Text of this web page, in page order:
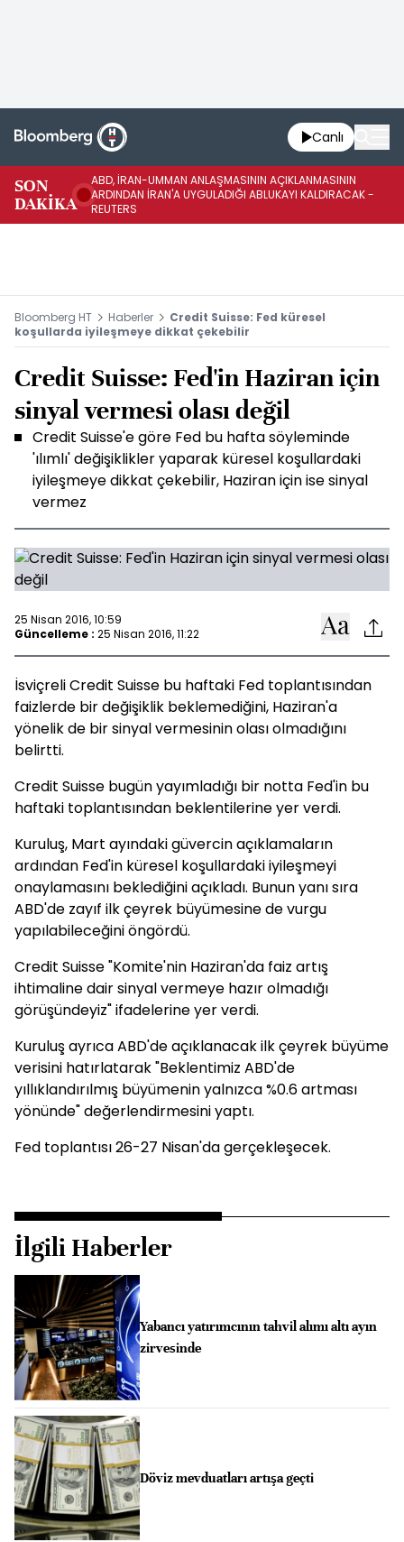
Canlı
SON
DAKİKA
ABD, İRAN-UMMAN ANLAŞMASININ AÇIKLANMASININ
ARDINDAN İRAN'A UYGULADIĞI ABLUKAYI KALDIRACAK -
REUTERS
Bloomberg HT Haberler
Credit Suisse: Fed küresel
koşullarda iyileşmeye dikkat çekebilir
Credit Suisse: Fed'in Haziran için
sinyal vermesi olası değil
Credit Suisse'e göre Fed bu hafta söyleminde
'ılımlı' değişiklikler yaparak küresel koşullardaki
iyileşmeye dikkat çekebilir, Haziran için ise sinyal
vermez
25 Nisan 2016, 10:59
Güncelleme : 25 Nisan 2016, 11:22
İsviçreli Credit Suisse bu haftaki Fed toplantısından
faizlerde bir değişiklik beklemediğini, Haziran'a
yönelik de bir sinyal vermesinin olası olmadığını
belirtti.
Credit Suisse bugün yayımladığı bir notta Fed'in bu
haftaki toplantısından beklentilerine yer verdi.
Kuruluş, Mart ayındaki güvercin açıklamaların
ardından Fed'in küresel koşullardaki iyileşmeyi
onaylamasını beklediğini açıkladı. Bunun yanı sıra
ABD'de zayıf ilk çeyrek büyümesine de vurgu
yapılabileceğini öngördü.
Credit Suisse "Komite'nin Haziran'da faiz artış
ihtimaline dair sinyal vermeye hazır olmadığı
görüşündeyiz" ifadelerine yer verdi.
Kuruluş ayrıca ABD'de açıklanacak ilk çeyrek büyüme
verisini hatırlatarak "Beklentimiz ABD'de
yıllıklandırılmış büyümenin yalnızca %0.6 artması
yönünde" değerlendirmesini yaptı.
Fed toplantısı 26-27 Nisan'da gerçekleşecek.
İlgili Haberler
Yabancı yatırımcının tahvil alımı altı ayın
zirvesinde
Döviz mevduatları artışa geçti